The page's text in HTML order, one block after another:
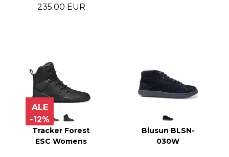
235.00 EUR
ALE
-12%
Tracker Forest
ESC Womens
Blusun BLSN-
030W